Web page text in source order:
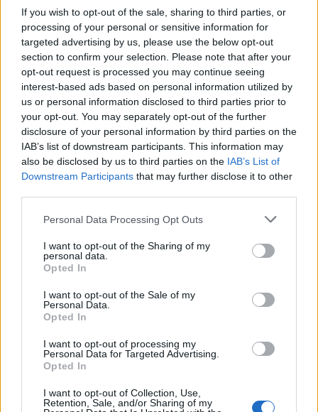
If you wish to opt-out of the sale, sharing to third parties, or
processing of your personal or sensitive information for
targeted advertising by us, please use the below opt-out
section to confirm your selection. Please note that after your
opt-out request is processed you may continue seeing
interest-based ads based on personal information utilized by
us or personal information disclosed to third parties prior to
your opt-out. You may separately opt-out of the further
disclosure of your personal information by third parties on the
IAB’s list of downstream participants. This information may
also be disclosed by us to third parties on the IAB’s List of
Downstream Participants that may further disclose it to other
Personal Data Processing Opt Outs
I want to opt-out of the Sharing of my
personal data.
Opted In
I want to opt-out of the Sale of my
Personal Data.
Opted In
I want to opt-out of processing my
Personal Data for Targeted Advertising.
Opted In
I want to opt-out of Collection, Use,
Retention, Sale, and/or Sharing of my
Известие Честит Великден 2023!
Скъпи форум потребители,
Ако вие искате да се включите активно във
форума и да участвате в дискусиите, или
искате да започнете своя собствена тема,
първо ще трябва да влезете в играта. Моля,
регистрирайте се, ако нямате собствен акаунт.
Ние очакваме с нетърпение следващото ви
посещение във форума!Играйте тук
S-Moderator
Не се тревожете, бъдете скок-подскок щастливи и
яйцеразвълнувани за Великден!​
Ако използвате бонус-кодаEASTER2023
, ще
получите25 Супер хранаи50 Супер тор.
Кодът е валиден отсега нататък, заявява се веднъж
12 април 2023 г.